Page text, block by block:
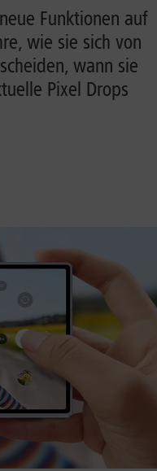
Funktionen auf
wie sie sich von
wann sie
Pixel Drops